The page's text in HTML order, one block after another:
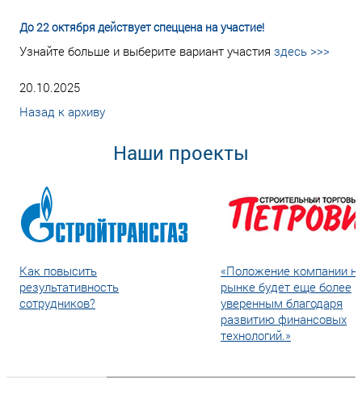
До 22 октября действует спеццена на участие!
Узнайте больше и выберите вариант участия здесь >>>
20.10.2025
Назад к архиву
Наши проекты
Как повысить
результативность
сотрудников?
«Положение компании
рынке будет еще более
уверенным благодаря
развитию финансовых
технологий.»